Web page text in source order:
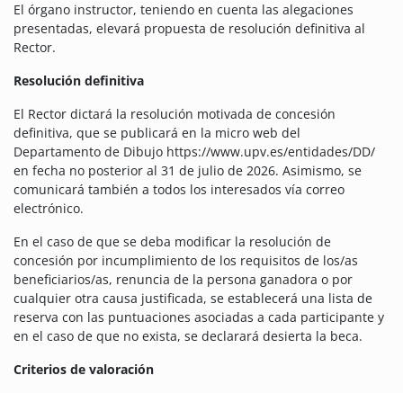
El órgano instructor, teniendo en cuenta las alegaciones
presentadas, elevará propuesta de resolución definitiva al
Rector.
Resolución definitiva
El Rector dictará la resolución motivada de concesión
definitiva, que se publicará en la micro web del
Departamento de Dibujo https://www.upv.es/entidades/DD/
en fecha no posterior al 31 de julio de 2026. Asimismo, se
comunicará también a todos los interesados vía correo
electrónico.
En el caso de que se deba modificar la resolución de
concesión por incumplimiento de los requisitos de los/as
beneficiarios/as, renuncia de la persona ganadora o por
cualquier otra causa justificada, se establecerá una lista de
reserva con las puntuaciones asociadas a cada participante y
en el caso de que no exista, se declarará desierta la beca.
Criterios de valoración